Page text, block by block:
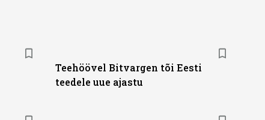
Teehöövel Bitvargen tõi Eesti
teedele uue ajastu